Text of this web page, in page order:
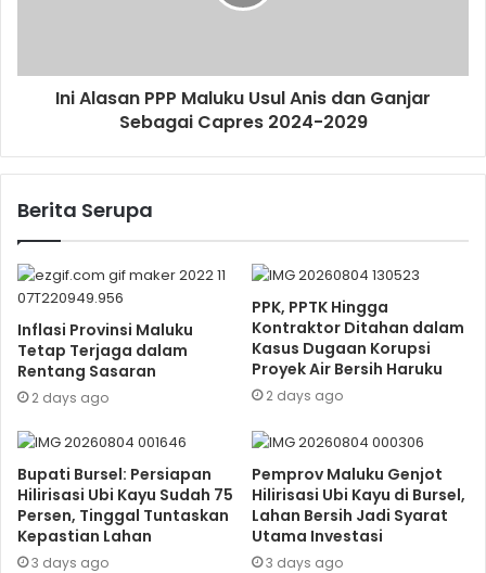
Ini Alasan PPP Maluku Usul Anis dan Ganjar
Sebagai Capres 2024-2029
Berita Serupa
Inflasi Provinsi Maluku
Tetap Terjaga dalam
Rentang Sasaran
2 days ago
PPK, PPTK Hingga
Kontraktor Ditahan dalam
Kasus Dugaan Korupsi
Proyek Air Bersih Haruku
2 days ago
Bupati Bursel: Persiapan
Hilirisasi Ubi Kayu Sudah 75
Persen, Tinggal Tuntaskan
Kepastian Lahan
3 days ago
Pemprov Maluku Genjot
Hilirisasi Ubi Kayu di Bursel,
Lahan Bersih Jadi Syarat
Utama Investasi
3 days ago